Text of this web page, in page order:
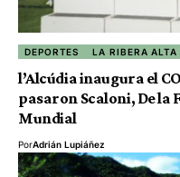
DEPORTES LA RIBERA ALTA
l’Alcúdia inaugura el
pasaron Scaloni, De la
Mundial
PorAdrián Lupiáñez